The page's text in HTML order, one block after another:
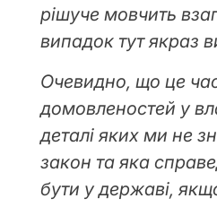
рішуче мовчить
випадок тут якраз
Очевидно, що це
домовленостей у
деталі яких ми не
закон та яка
бути у державі,